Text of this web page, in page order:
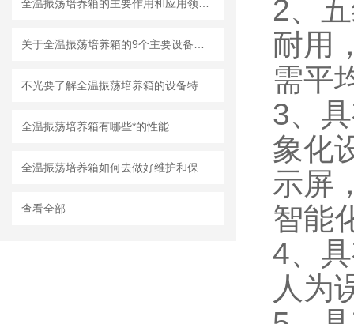
全温振荡培养箱有哪些*的性能
查看全部
2、
耐用
需平
3、
象化
示屏
智能
4、
人为